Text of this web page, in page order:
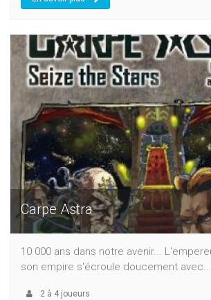
Carpe Astra
10 000 ans dans notre avenir...
son empire s'écroule doucement avec...
2 à 4 joueurs